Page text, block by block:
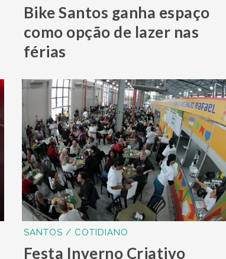
Bike Santos ganha espaço
como opção de lazer nas
férias
SANTOS / COTIDIANO
Festa Inverno Criativo